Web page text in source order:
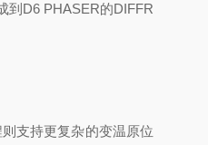
到D6 PHASER的DIFFR
支持更复杂的变温原位